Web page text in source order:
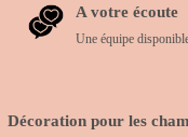
A votre écoute
Une équipe
Décoration pour les